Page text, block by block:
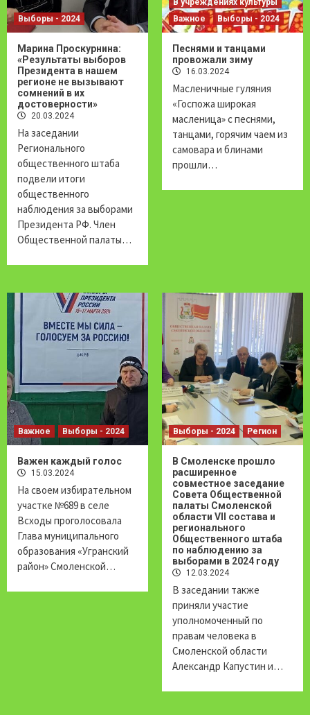
Выборы - 2024
Марина Проскурнина:
«Результаты выборов
Президента в нашем
регионе не вызывают
сомнений в их
достоверности»
20.03.2024
На заседании
Регионального
общественного штаба
подвели итоги
общественного
наблюдения за выборами
Президента РФ. Член
Общественной палаты…
Важное
Выборы - 2024
Песнями и танцами
провожали зиму
16.03.2024
Масленичные гуляния
«Госпожа широкая
масленица» с песнями,
танцами, горячим чаем из
самовара и блинами
прошли…
Важное Выборы - 2024
Важен каждый голос
15.03.2024
На своем избирательном
участке №689 в селе
Всходы проголосовала
Глава муниципального
образования «Угранский
район» Смоленской…
Выборы - 2024 Регион
В Смоленске прошло
расширенное
совместное заседание
Совета Общественной
палаты Смоленской
области VII состава и
регионального
Общественного штаба
по наблюдению за
выборами в 2024 году
12.03.2024
В заседании также
приняли участие
уполномоченный по
правам человека в
Смоленской области
Александр Капустин и…